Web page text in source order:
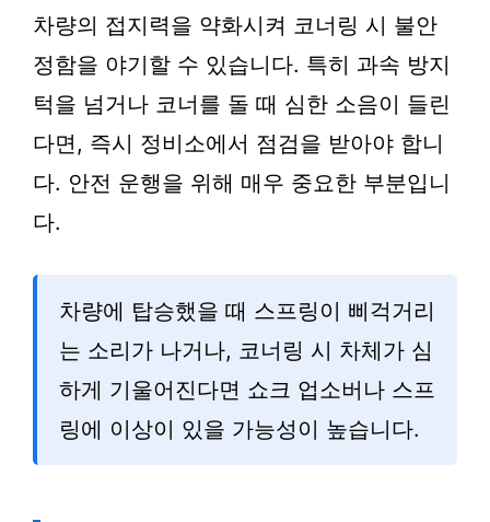
차량의 접지력을 약화시켜 코너링 시 불안
정함을 야기할 수 있습니다. 특히 과속 방지
턱을 넘거나 코너를 돌 때 심한 소음이 들린
다면, 즉시 정비소에서 점검을 받아야 합니
다. 안전 운행을 위해 매우 중요한 부분입니
다.
차량에 탑승했을 때 스프링이 삐걱거리
는 소리가 나거나, 코너링 시 차체가 심
하게 기울어진다면 쇼크 업소버나 스프
링에 이상이 있을 가능성이 높습니다.